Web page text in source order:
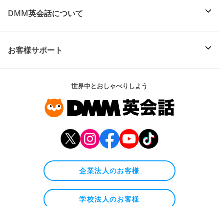
DMM英会話について
お客様サポート
世界中とおしゃべりしよう
企業法人のお客様
学校法人のお客様